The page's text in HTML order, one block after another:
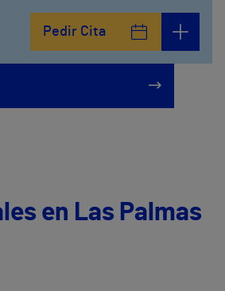
Pedir Cita
en Las Palmas